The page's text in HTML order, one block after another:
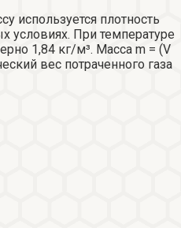
используется плотность
условиях. При температуре
1,84 кг/м³. Масса m = (V
вес потраченного газа